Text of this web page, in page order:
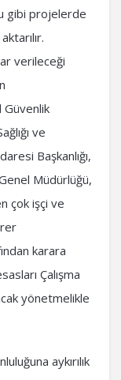
gibi projelerde
verileceği
Güvenlik
ve
Başkanlığı,
Müdürlüğü,
çok işçi ve
karara
Çalışma
yönetmelikle
aykırılık